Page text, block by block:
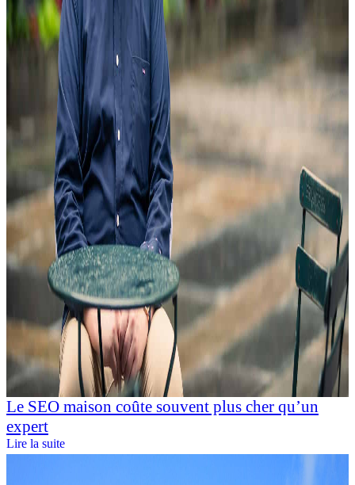
Le SEO maison coûte souvent plus cher qu’un
expert
Lire la suite